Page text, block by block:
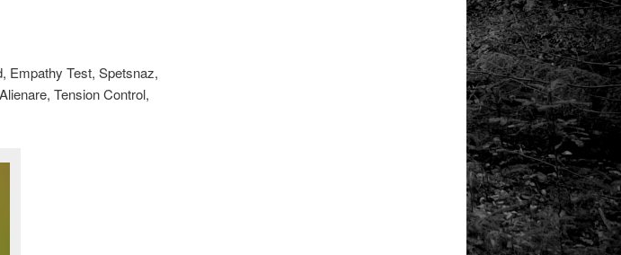
Empathy Test, Spetsnaz,
Tension Control,